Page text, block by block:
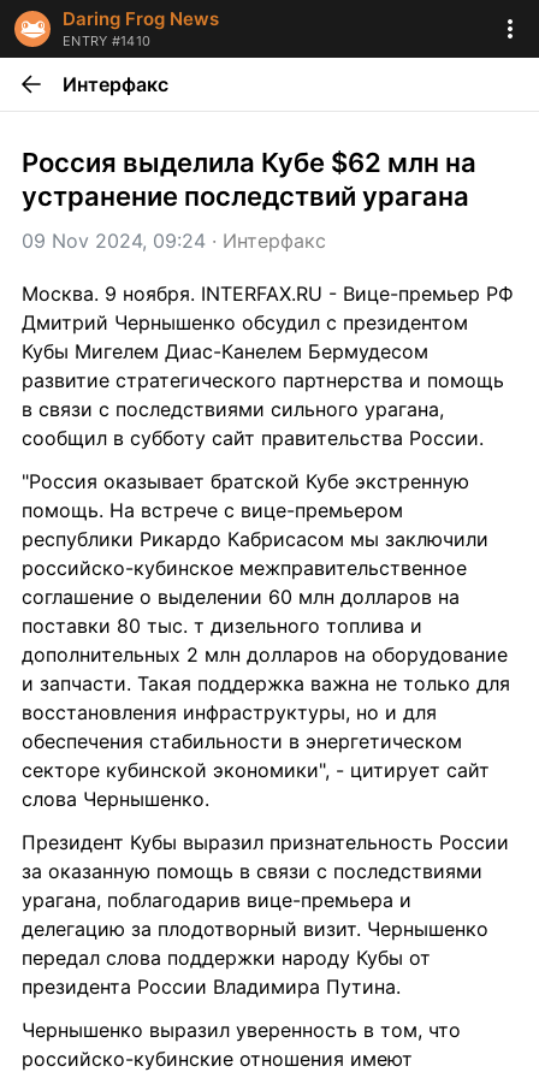
Daring Frog News
ENTRY #1410
Интерфакс
Россия выделила Кубе $62 млн на
устранение последствий урагана
09 Nov 2024, 09:24 · Интерфакс
Москва. 9 ноября. INTERFAX.RU - Вице-премьер РФ
Дмитрий Чернышенко обсудил с президентом
Кубы Мигелем Диас-Канелем Бермудесом
развитие стратегического партнерства и помощь
в связи с последствиями сильного урагана,
сообщил в субботу сайт правительства России.
"Россия оказывает братской Кубе экстренную
помощь. На встрече с вице-премьером
республики Рикардо Кабрисасом мы заключили
российско-кубинское межправительственное
соглашение о выделении 60 млн долларов на
поставки 80 тыс. т дизельного топлива и
дополнительных 2 млн долларов на оборудование
и запчасти. Такая поддержка важна не только для
восстановления инфраструктуры, но и для
обеспечения стабильности в энергетическом
секторе кубинской экономики", - цитирует сайт
слова Чернышенко.
Президент Кубы выразил признательность России
за оказанную помощь в связи с последствиями
урагана, поблагодарив вице-премьера и
делегацию за плодотворный визит. Чернышенко
передал слова поддержки народу Кубы от
президента России Владимира Путина.
Чернышенко выразил уверенность в том, что
российско-кубинские отношения имеют